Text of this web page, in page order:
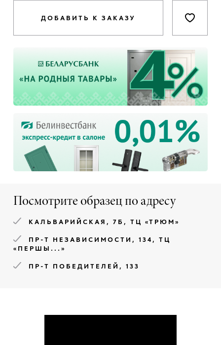
ДОБАВИТЬ К ЗАКАЗУ
Посмотрите образец по адресу
КАЛЬВАРИЙСКАЯ, 7Б, ТЦ «ТРЮМ»
ПР-Т НЕЗАВИСИМОСТИ, 134, ТЦ
«ПЕРШЫ...»
ПР-Т ПОБЕДИТЕЛЕЙ, 133